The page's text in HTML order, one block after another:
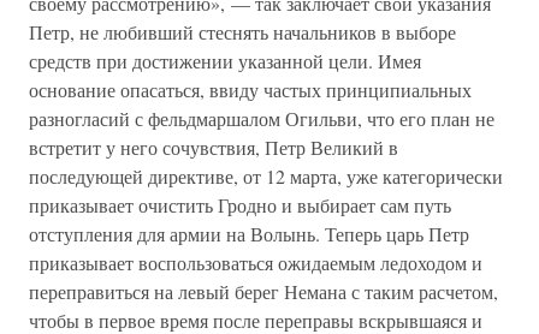
Петр, не любивший стеснять начальников в выборе
средств при достижении указанной цели. Имея
основание опасаться, ввиду частых принципиальных
разногласий с фельдмаршалом Огильви, что его план не
встретит у него сочувствия, Петр Великий в
последующей директиве, от 12 марта, уже категорически
приказывает очистить Гродно и выбирает сам путь
отступления для армии на Волынь. Теперь царь Петр
приказывает воспользоваться ожидаемым ледоходом и
переправиться на левый берег Немана с таким расчетом,
чтобы в первое время после переправы вскрывшаяся и